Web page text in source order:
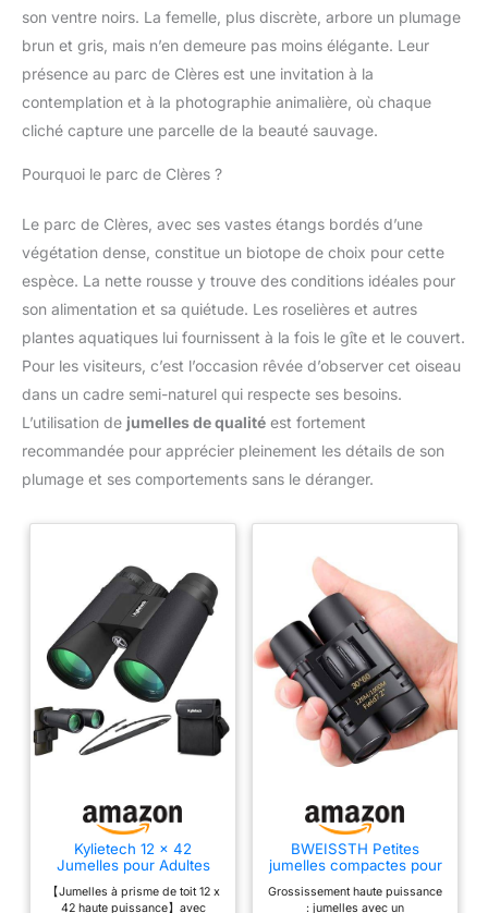
son ventre noirs. La femelle, plus discrète, arbore un plumage
brun et gris, mais n’en demeure pas moins élégante. Leur
présence au parc de Clères est une invitation à la
contemplation et à la photographie animalière, où chaque
cliché capture une parcelle de la beauté sauvage.
Pourquoi le parc de Clères ?
Le parc de Clères, avec ses vastes étangs bordés d’une
végétation dense, constitue un biotope de choix pour cette
espèce. La nette rousse y trouve des conditions idéales pour
son alimentation et sa quiétude. Les roselières et autres
plantes aquatiques lui fournissent à la fois le gîte et le couvert.
Pour les visiteurs, c’est l’occasion rêvée d’observer cet oiseau
dans un cadre semi-naturel qui respecte ses besoins.
L’utilisation de jumelles de qualité est fortement
recommandée pour apprécier pleinement les détails de son
plumage et ses comportements sans le déranger.
Kylietech 12 x 42
Jumelles pour Adultes
avec BAK4 Prism, FMC
lentille, Grande oculaire,
【Jumelles à prisme de toit 12 x
42 haute puissance】avec
BWEISSTH Petites
jumelles compactes pour
jumelles 30x60 voyage,
Grossissement haute puissance
: jumelles avec un